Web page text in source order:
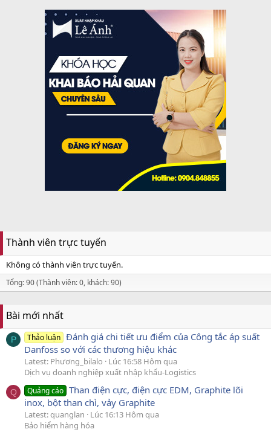
Thành viên trực tuyến
Không có thành viên trực tuyến.
Tổng: 90 (Thành viên: 0, khách: 90)
Bài mới nhất
P Thảo luận Đánh giá chi tiết ưu điểm của Công tắc áp suất
Danfoss so với các thương hiệu khác
Latest: Phương_bilalo
Lúc 16:58 Hôm qua
Dịch vụ doanh nghiệp xuất nhập khẩu-Logistics
Q Quảng cáo Than điện cực, điện cực EDM, Graphite lõi
inox, bột than chì, vảy Graphite
Latest: quanglan
Lúc 16:13 Hôm qua
Bảo hiểm hàng hóa